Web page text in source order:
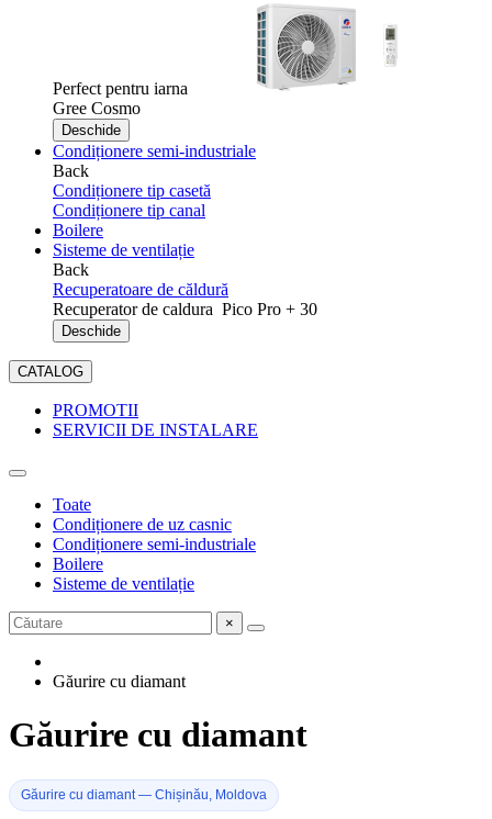
Perfect pentru iarna
Gree Cosmo
Deschide
Condiționere semi-industriale
Back
Condiționere tip casetă
Condiționere tip canal
Boilere
Sisteme de ventilație
Back
Recuperatoare de căldură
Recuperator de caldura Pico Pro + 30
Deschide
CATALOG
PROMOTII
SERVICII DE INSTALARE
Toate
Condiționere de uz casnic
Condiționere semi-industriale
Boilere
Sisteme de ventilație
×
Găurire cu diamant
Găurire cu diamant
Găurire cu diamant — Chișinău, Moldova